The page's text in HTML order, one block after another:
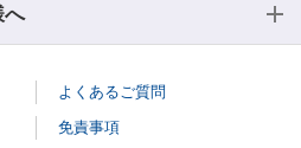
/事業説明会
へ
よくあるご質問
免責事項